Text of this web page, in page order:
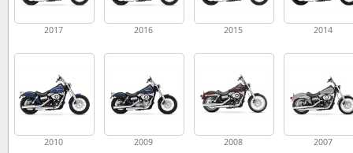
2017 2016 2015 2014
2010 2009 2008 2007